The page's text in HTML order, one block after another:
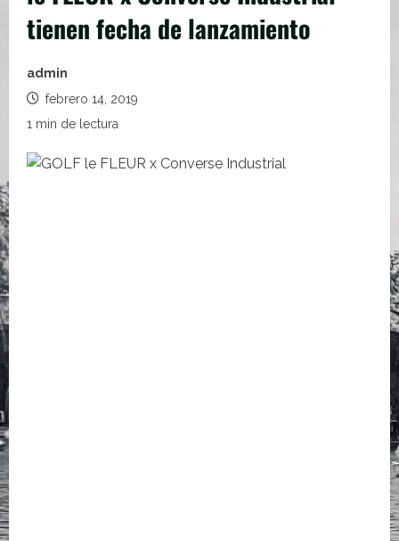
tienen fecha de lanzamiento
admin
febrero 14, 2019
1 min de lectura